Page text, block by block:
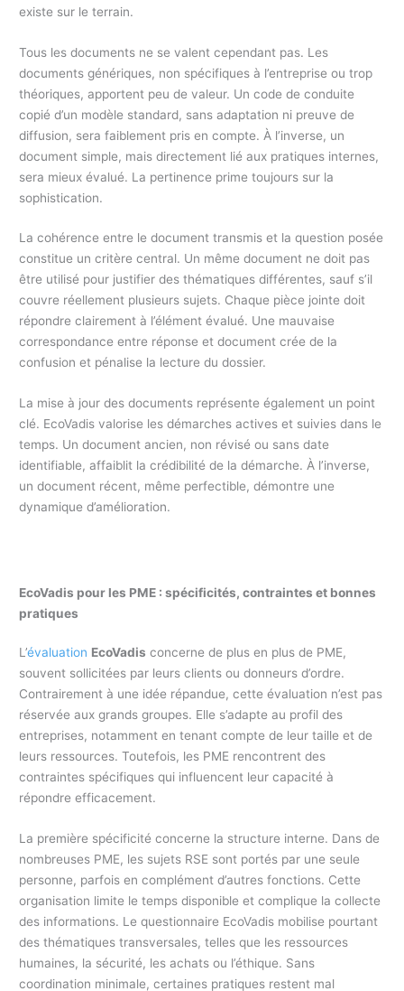
existe sur le terrain.
Tous les documents ne se valent cependant pas. Les
documents génériques, non spécifiques à l’entreprise ou trop
théoriques, apportent peu de valeur. Un code de conduite
copié d’un modèle standard, sans adaptation ni preuve de
diffusion, sera faiblement pris en compte. À l’inverse, un
document simple, mais directement lié aux pratiques internes,
sera mieux évalué. La pertinence prime toujours sur la
sophistication.
La cohérence entre le document transmis et la question posée
constitue un critère central. Un même document ne doit pas
être utilisé pour justifier des thématiques différentes, sauf s’il
couvre réellement plusieurs sujets. Chaque pièce jointe doit
répondre clairement à l’élément évalué. Une mauvaise
correspondance entre réponse et document crée de la
confusion et pénalise la lecture du dossier.
La mise à jour des documents représente également un point
clé. EcoVadis valorise les démarches actives et suivies dans le
temps. Un document ancien, non révisé ou sans date
identifiable, affaiblit la crédibilité de la démarche. À l’inverse,
un document récent, même perfectible, démontre une
dynamique d’amélioration.
EcoVadis pour les PME : spécificités, contraintes et bonnes
pratiques
L’évaluation EcoVadis concerne de plus en plus de PME,
souvent sollicitées par leurs clients ou donneurs d’ordre.
Contrairement à une idée répandue, cette évaluation n’est pas
réservée aux grands groupes. Elle s’adapte au profil des
entreprises, notamment en tenant compte de leur taille et de
leurs ressources. Toutefois, les PME rencontrent des
contraintes spécifiques qui influencent leur capacité à
répondre efficacement.
La première spécificité concerne la structure interne. Dans de
nombreuses PME, les sujets RSE sont portés par une seule
personne, parfois en complément d’autres fonctions. Cette
organisation limite le temps disponible et complique la collecte
des informations. Le questionnaire EcoVadis mobilise pourtant
des thématiques transversales, telles que les ressources
humaines, la sécurité, les achats ou l’éthique. Sans
coordination minimale, certaines pratiques restent mal